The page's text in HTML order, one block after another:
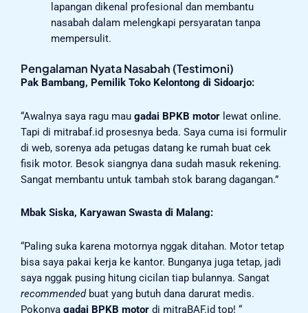
lapangan dikenal profesional dan membantu
nasabah dalam melengkapi persyaratan tanpa
mempersulit.
Pengalaman Nyata Nasabah (Testimoni)
Pak Bambang, Pemilik Toko Kelontong di Sidoarjo:
“Awalnya saya ragu mau gadai BPKB motor lewat online.
Tapi di mitrabaf.id prosesnya beda. Saya cuma isi formulir
di web, sorenya ada petugas datang ke rumah buat cek
fisik motor. Besok siangnya dana sudah masuk rekening.
Sangat membantu untuk tambah stok barang dagangan.”
Mbak Siska, Karyawan Swasta di Malang:
“Paling suka karena motornya nggak ditahan. Motor tetap
bisa saya pakai kerja ke kantor. Bunganya juga tetap, jadi
saya nggak pusing hitung cicilan tiap bulannya. Sangat
recommendedbuat yang butuh dana darurat medis.
Pokonya gadai BPKB motor di mitraBAF.id top! “